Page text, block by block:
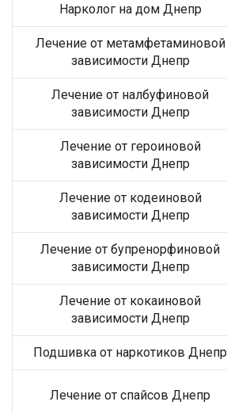
Нарколог на дом Днепр
Лечение от метамфетаминовой
зависимости Днепр
Лечение от налбуфиновой
зависимости Днепр
Лечение от героиновой
зависимости Днепр
Лечение от кодеиновой
зависимости Днепр
Лечение от бупренорфиновой
зависимости Днепр
Лечение от кокаиновой
зависимости Днепр
Подшивка от наркотиков Днепр
Лечение от спайсов Днепр